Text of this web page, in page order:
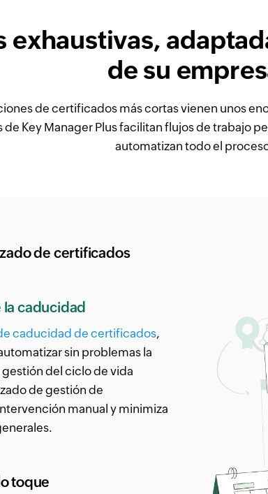
exhaustivas,
de su
de certificados más cortas vienen unos
Key Manager Plus facilitan flujos de trabajo
automatizan todo el
de certificados
caducidad
caducidad de certificados,
sin problemas la
del ciclo de vida
de gestión de
manual y minimiza
toque